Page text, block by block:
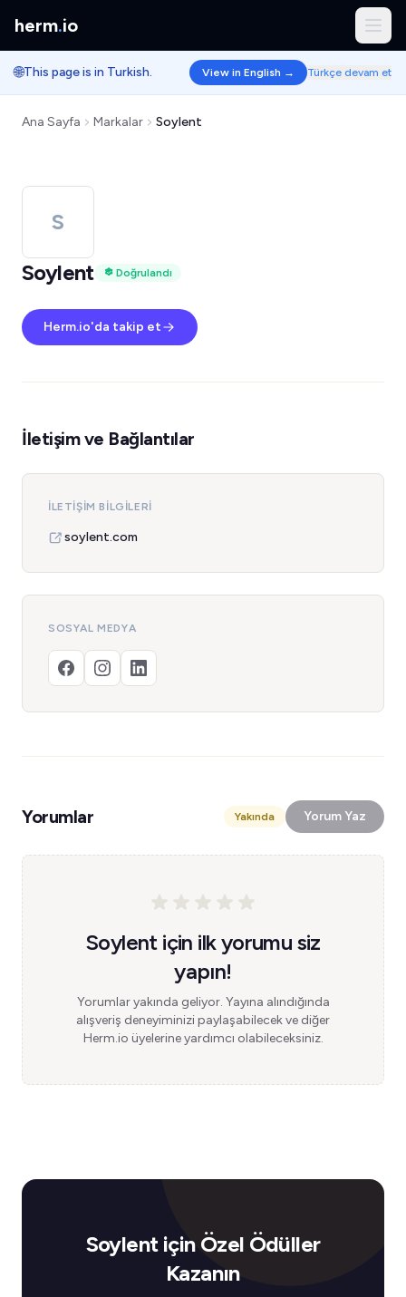
herm.io
🌐This page is in Turkish. View in English → Türkçe devam et
Ana Sayfa Markalar Soylent
S
Soylent
Doğrulandı
Herm.io'da takip et
İletişim ve Bağlantılar
İLETIŞIM BILGILERI
soylent.com
SOSYAL MEDYA
Yorumlar Yakında Yorum Yaz
Soylent için ilk yorumu siz
yapın!
Yorumlar yakında geliyor. Yayına alındığında
alışveriş deneyiminizi paylaşabilecek ve diğer
Herm.io üyelerine yardımcı olabileceksiniz.
Soylent için Özel Ödüller
Kazanın